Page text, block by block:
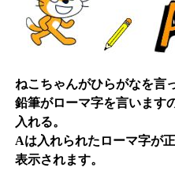
ねこちゃんがひらがなを言
鉛筆がローマ字を言います
入れる。
Aは入れられたローマ字が
表示されます。